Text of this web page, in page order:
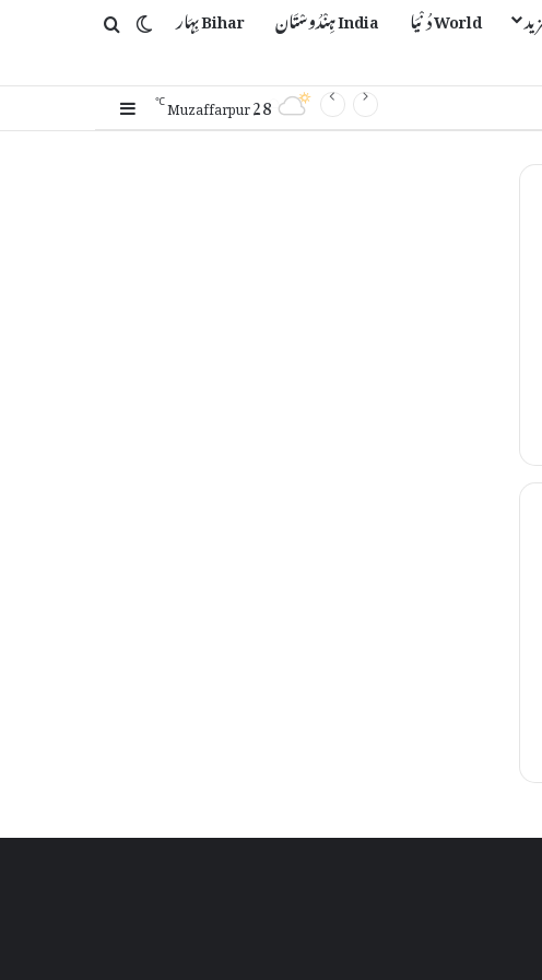
World دُنْیَا India ہِنْدُوسْتَان Bihar بِہَار Switch skin
Muzaffarpur28
℃